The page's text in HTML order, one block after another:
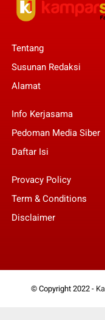
Tentang
Susunan Redaksi
Alamat
Info Kerjasama
Pedoman Media Siber
Daftar Isi
Provacy Policy
Term & Conditions
Disclaimer
© Copyright 2022 -